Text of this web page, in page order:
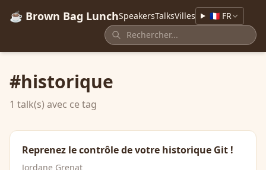
☕ Brown Bag LunchSpeakersTalksVilles 🇫🇷 FR
#historique
1 talk(s) avec ce tag
Reprenez le contrôle de votre historique Git !
Jordane Grenat